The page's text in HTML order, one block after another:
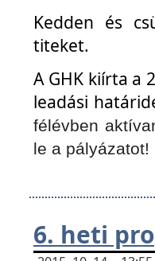
Kedden és
titeket.
A GHK kiírta a
leadási
félévben
le a pályázatot!
6. heti